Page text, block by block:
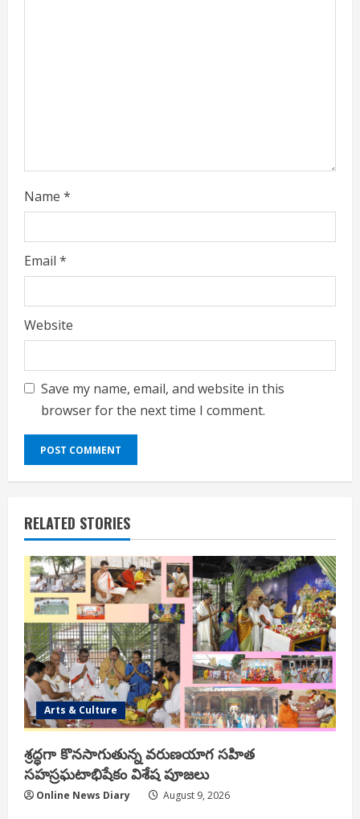
g
Name *
Email *
Website
Save my name, email, and website in this
browser for the next time I comment.
RELATED STORIES
Arts & Culture
శ్రద్ధగా కొనసాగుతున్న వరుణయాగ సహిత
సహస్రఘటాభిషేకం విశేష పూజలు
Online News Diary August 9, 2026